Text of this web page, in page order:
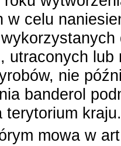
w celu
utraconych lub
nie
banderol
terytorium kraju.
mowa w